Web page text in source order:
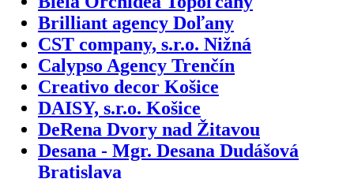
Brilliant agency Doľany
CST company, s.r.o. Nižná
Calypso Agency Trenčín
Creativo decor Košice
DAISY, s.r.o. Košice
DeRena Dvory nad Žitavou
Desana - Mgr. Desana Dudášová
Bratislava